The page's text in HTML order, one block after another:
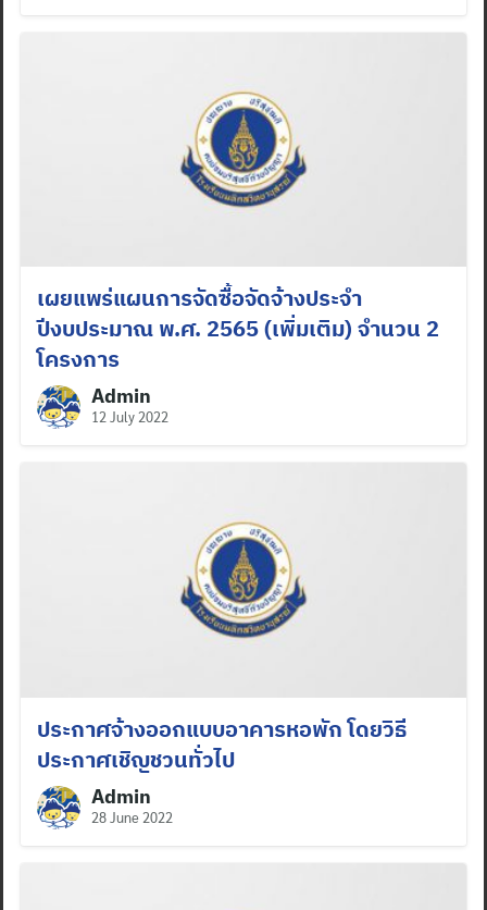
เผยแพร่แผนการจัดซื้อจัดจ้างประจำ
ปีงบประมาณ พ.ศ. 2565 (เพิ่มเติม) จำนวน 2
โครงการ
Admin
12 July 2022
ประกาศจ้างออกแบบอาคารหอพัก โดยวิธี
ประกาศเชิญชวนทั่วไป
Admin
28 June 2022